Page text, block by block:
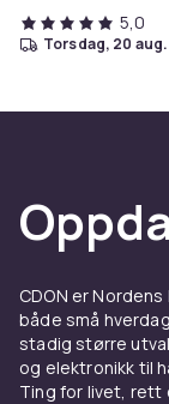
5,0
torsdag, 20 aug.
CDON er
både små
stadig større
og elektronikk til
Ting for livet, rett